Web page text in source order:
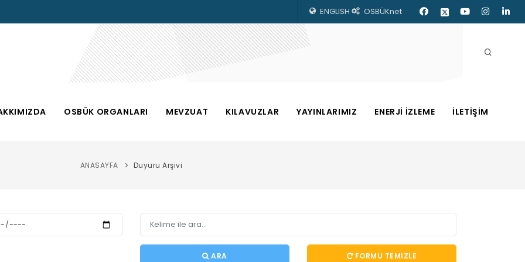
ENGLISH OSBÜKnet
OSBÜK ORGANLARI MEVZUAT KILAVUZLAR YAYINLARIMIZ ENERJİ İZLEME İLETİŞİM
ANASAYFA Duyuru Arşivi
ARA FORMU TEMIZLE